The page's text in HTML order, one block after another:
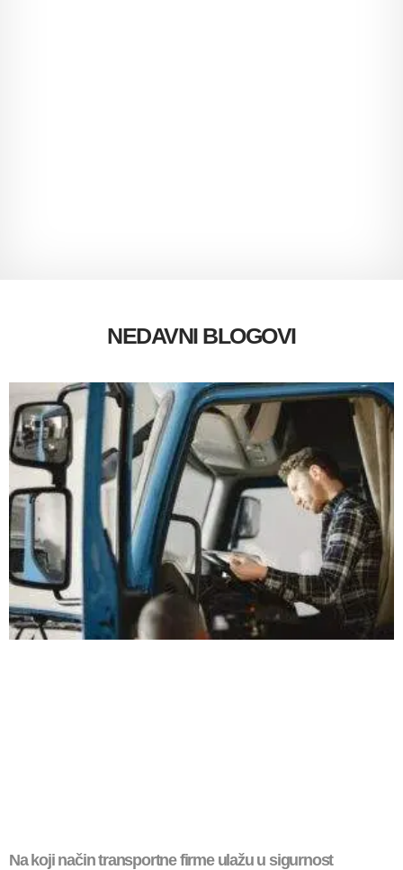
NEDAVNI BLOGOVI
Na koji način transportne firme ulažu u sigurnost